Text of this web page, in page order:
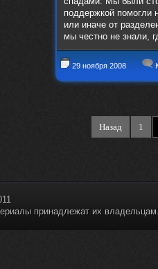
поддержкой помогли
или иначе от
мы честно не знали,
29 ноября 2008
Назад 1
принадлежат их